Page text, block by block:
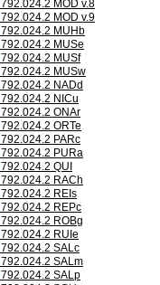
792.024.2 MOD v.8
792.024.2 MOD v.9
792.024.2 MUHb
792.024.2 MUSe
792.024.2 MUSf
792.024.2 MUSw
792.024.2 NADd
792.024.2 NICu
792.024.2 ONAr
792.024.2 ORTe
792.024.2 PARc
792.024.2 PURa
792.024.2 QUI
792.024.2 RACh
792.024.2 REIs
792.024.2 REPc
792.024.2 ROBg
792.024.2 RUIe
792.024.2 SALc
792.024.2 SALm
792.024.2 SALp